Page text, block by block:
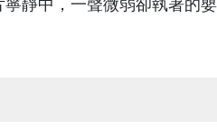
寧靜中，一聲微弱卻執著的